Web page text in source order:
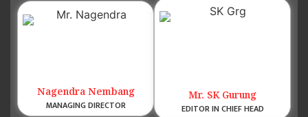
Nagendra Nembang
MANAGING DIRECTOR
Mr. SK Gurung
EDITOR IN CHIEF HEAD